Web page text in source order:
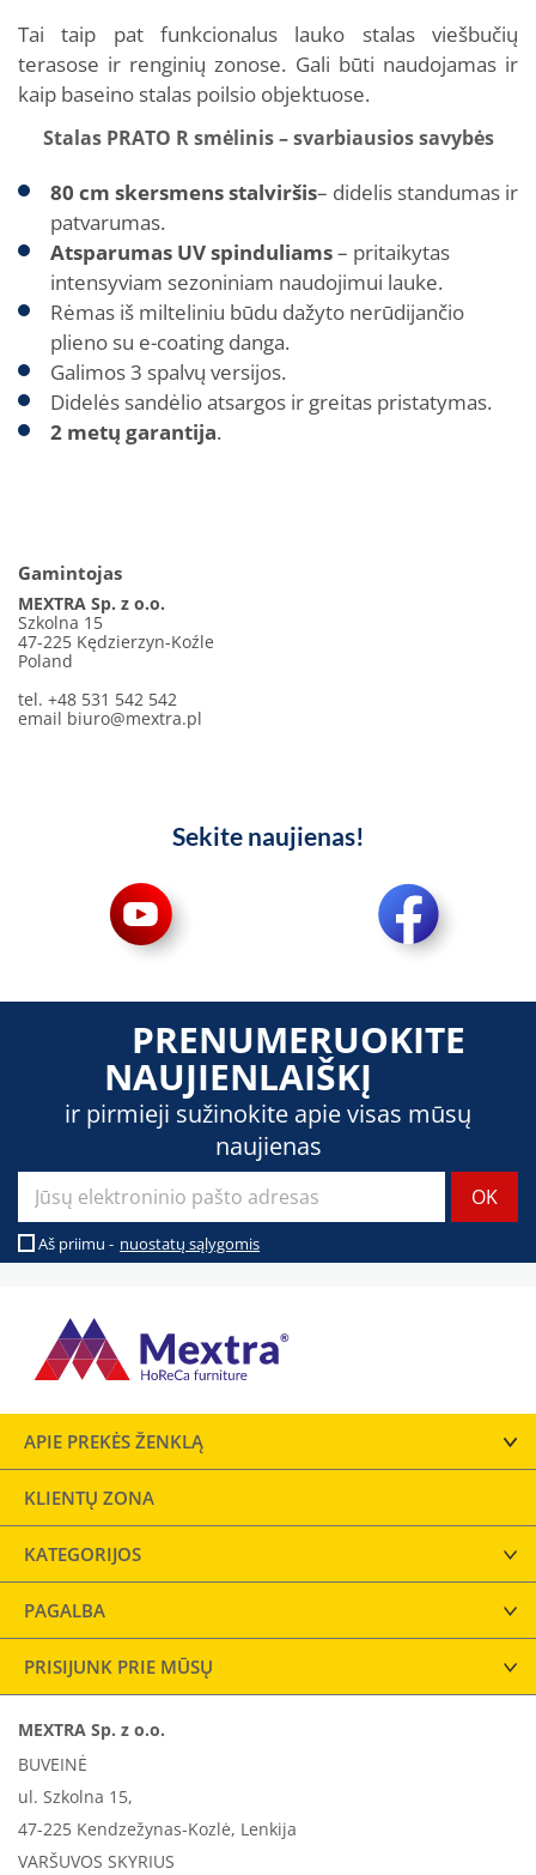
Tai taip pat funkcionalus lauko stalas viešbučių
terasose ir renginių zonose. Gali būti naudojamas ir
kaip baseino stalas poilsio objektuose.
Stalas PRATO R smėlinis – svarbiausios savybės
80 cm skersmens stalviršis– didelis standumas ir
patvarumas.
Atsparumas UV spinduliams– pritaikytas
intensyviam sezoniniam naudojimui lauke.
Rėmas iš milteliniu būdu dažyto nerūdijančio
plieno su e-coating danga.
Galimos 3 spalvų versijos.
Didelės sandėlio atsargos ir greitas pristatymas.
2 metų garantija.
Gamintojas
MEXTRA Sp. z o.o.
Szkolna 15
47-225 Kędzierzyn-Koźle
Poland
tel. +48 531 542 542
email biuro@mextra.pl
Sekite naujienas!
PRENUMERUOKITE
NAUJIENLAIŠKĮ
ir pirmieji sužinokite apie visas mūsų
naujienas
Aš priimu - nuostatų sąlygomis
APIE PREKĖS ŽENKLĄ
KLIENTŲ ZONA
KATEGORIJOS
PAGALBA
PRISIJUNK PRIE MŪSŲ
MEXTRA Sp. z o.o.
BUVEINĖ
ul. Szkolna 15,
47-225 Kendzežynas-Kozlė, Lenkija
VARŠUVOS SKYRIUS